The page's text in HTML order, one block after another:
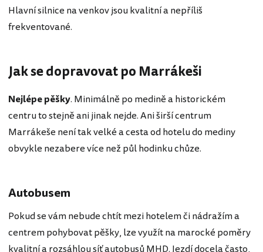
Hlavní silnice na venkov jsou kvalitní a nepříliš
frekventované.
Jak se dopravovat po Marrákeši
Nejlépe pěšky. Minimálně po medině a historickém
centru to stejně ani jinak nejde. Ani širší centrum
Marrákeše není tak velké a cesta od hotelu do mediny
obvykle nezabere více než půl hodinku chůze.
Autobusem
Pokud se vám nebude chtít mezi hotelem či nádražím a
centrem pohybovat pěšky, lze využít na marocké poměry